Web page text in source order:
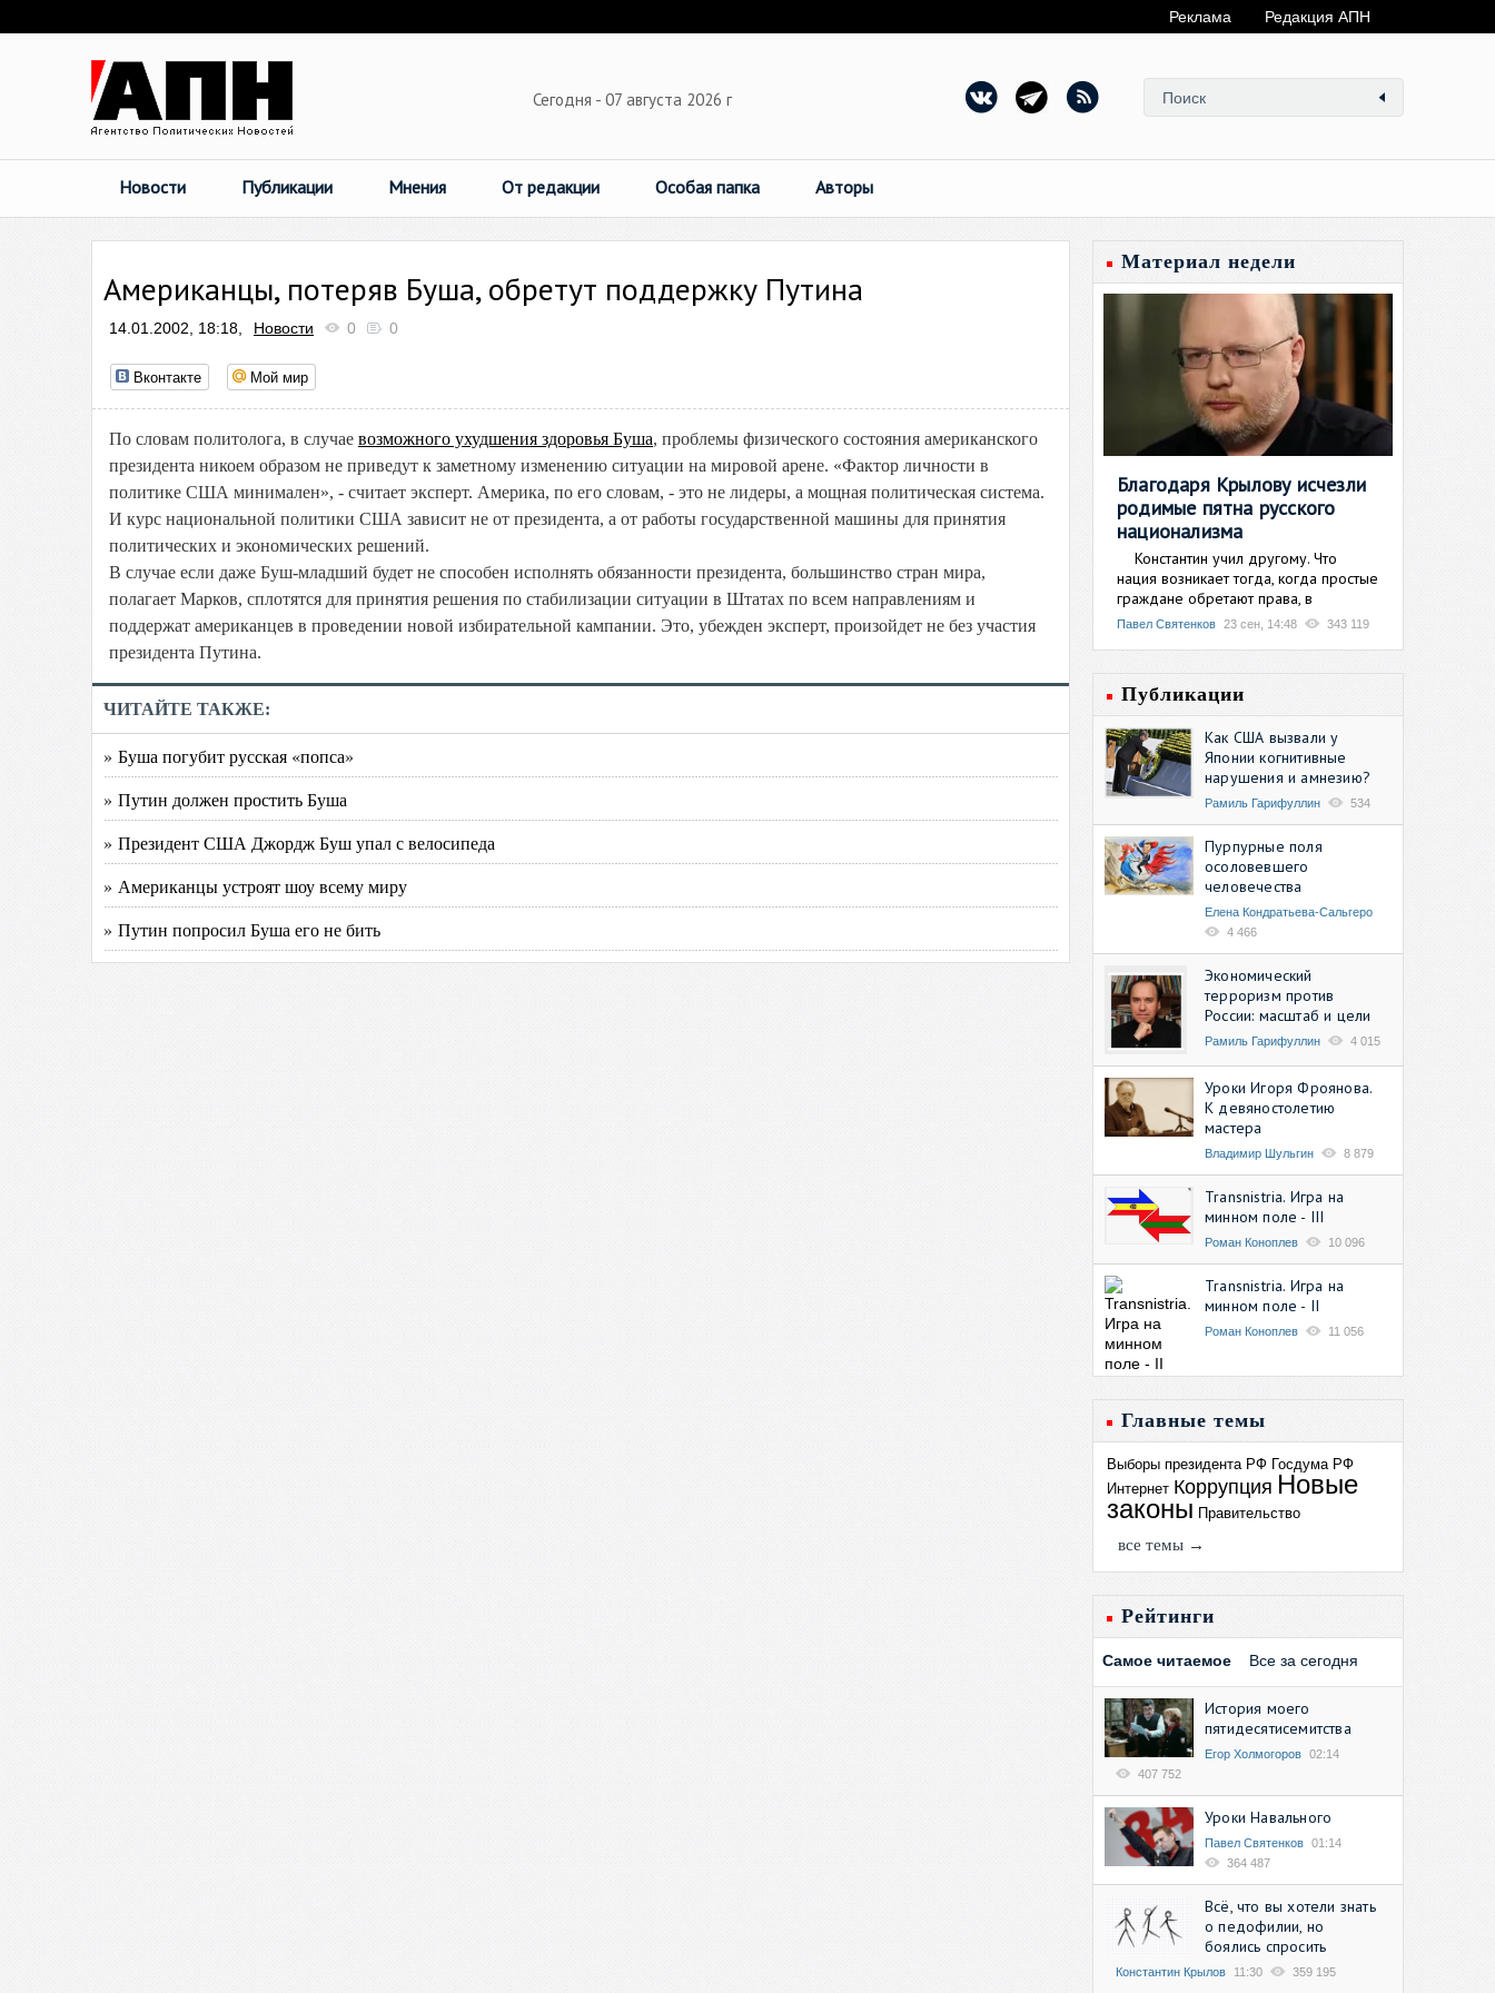
Реклама Редакция АПН
Сегодня - 07 августа 2026 г
Новости Публикации Мнения От редакции Особая папка Авторы
Американцы, потеряв Буша, обретут поддержку Путина
14.01.2002, 18:18, Новости 0 0
Вконтакте Мой мир
По словам политолога, в случае возможного ухудшения здоровья Буша, проблемы физического состояния американского
президента никоем образом не приведут к заметному изменению ситуации на мировой арене. «Фактор личности в
политике США минимален», - считает эксперт. Америка, по его словам, - это не лидеры, а мощная политическая система.
И курс национальной политики США зависит не от президента, а от работы государственной машины для принятия
политических и экономических решений.
В случае если даже Буш-младший будет не способен исполнять обязанности президента, большинство стран мира,
полагает Марков, сплотятся для принятия решения по стабилизации ситуации в Штатах по всем направлениям и
поддержат американцев в проведении новой избирательной кампании. Это, убежден эксперт, произойдет не без участия
президента Путина.
ЧИТАЙТЕ ТАКЖЕ:
» Буша погубит русская «попса»
» Путин должен простить Буша
» Президент США Джордж Буш упал с велосипеда
» Американцы устроят шоу всему миру
» Путин попросил Буша его не бить
Материал недели
Благодаря Крылову исчезли
родимые пятна русского
национализма
Константин учил другому. Что
нация возникает тогда, когда простые
граждане обретают права, в
Павел Святенков 23 сен, 14:48 343 119
Публикации
Как США вызвали у
Японии когнитивные
нарушения и амнезию?
Рамиль Гарифуллин 534
Пурпурные поля
осоловевшего
человечества
Елена Кондратьева-Сальгеро
4 466
Экономический
терроризм против
России: масштаб и цели
Рамиль Гарифуллин 4 015
Уроки Игоря Фроянова.
К девяностолетию
мастера
Владимир Шульгин 8 879
Transnistria. Игра на
минном поле - III
Роман Коноплев 10 096
Transnistria. Игра на
минном поле - II
Роман Коноплев 11 056
Главные темы
Выборы президента РФ Госдума РФ
Интернет Коррупция Новые
законы Правительство
все темы →
Рейтинги
Самое читаемое Все за сегодня
История моего
пятидесятисемитства
Егор Холмогоров 02:14
407 752
Уроки Навального
Павел Святенков 01:14
364 487
Всё, что вы хотели знать
о педофилии, но
боялись спросить
Константин Крылов 11:30 359 195